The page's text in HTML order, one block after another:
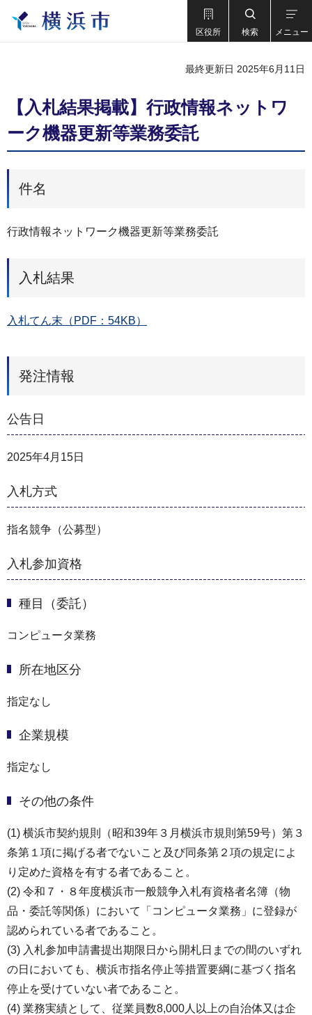
区役所 検索 メニュー
最終更新日 2025年6月11日
【入札結果掲載】行政情報ネットワ
ーク機器更新等業務委託
件名
行政情報ネットワーク機器更新等業務委託
入札結果
入札てん末（PDF：54KB）
発注情報
公告日
2025年4月15日
入札方式
指名競争（公募型）
入札参加資格
種目（委託）
コンピュータ業務
所在地区分
指定なし
企業規模
指定なし
その他の条件
(1) 横浜市契約規則（昭和39年３月横浜市規則第59号）第３
条第１項に掲げる者でないこと及び同条第２項の規定によ
り定めた資格を有する者であること。
(2) 令和７・８年度横浜市一般競争入札有資格者名簿（物
品・委託等関係）において「コンピュータ業務」に登録が
認められている者であること。
(3) 入札参加申請書提出期限日から開札日までの間のいずれ
の日においても、横浜市指名停止等措置要綱に基づく指名
停止を受けていない者であること。
(4) 業務実績として、従業員数8,000人以上の自治体又は企